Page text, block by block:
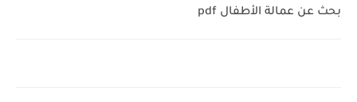
بحث عن عمالة الأطفال pdf